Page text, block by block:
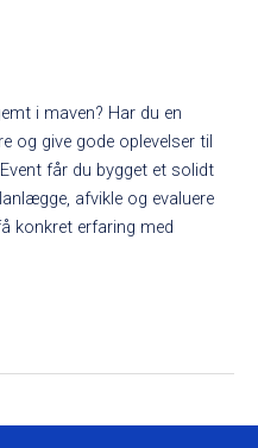
i maven? Har du en
og give gode oplevelser til
får du bygget et solidt
afvikle og evaluere
konkret erfaring med